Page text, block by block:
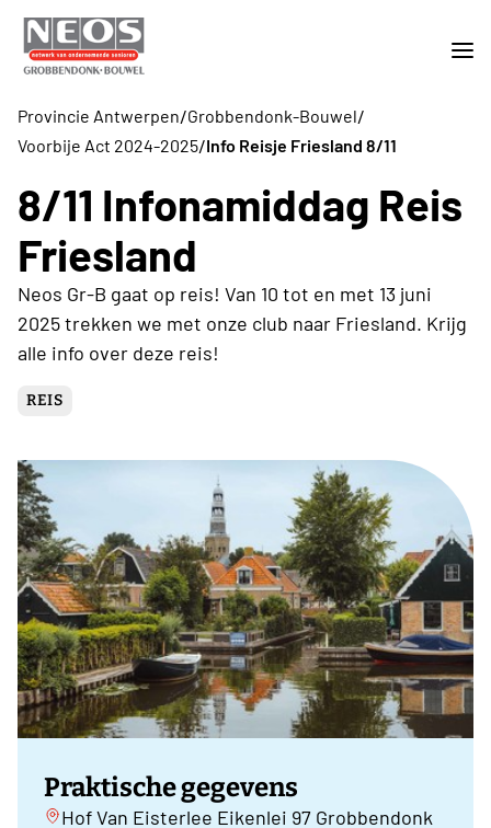
Provincie Antwerpen/Grobbendonk-Bouwel/
Voorbije Act 2024-2025/Info Reisje Friesland 8/11
8/11 Infonamiddag Reis
Friesland
Neos Gr-B gaat op reis! Van 10 tot en met 13 juni
2025 trekken we met onze club naar Friesland. Krijg
alle info over deze reis!
REIS
Praktische gegevens
Hof Van Eisterlee Eikenlei 97 Grobbendonk